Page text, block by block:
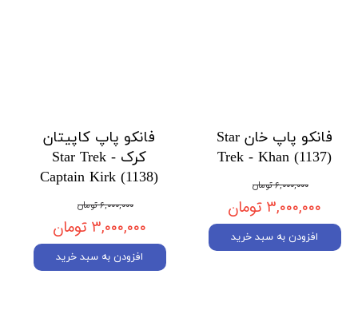
فانکو پاپ خان Star
Trek - Khan (1137)
۶,۰۰۰,۰۰۰ تومان
۳,۰۰۰,۰۰۰ تومان
افزودن به سبد خرید
فانکو پاپ کاپیتان
کرک Star Trek -
Captain Kirk (1138)
۶,۰۰۰,۰۰۰ تومان
۳,۰۰۰,۰۰۰ تومان
افزودن به سبد خرید